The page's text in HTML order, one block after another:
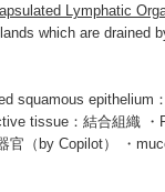
Lymphatic
which are drained
squamous epithelium
tissue：結合組織
官（by Copilot） ・